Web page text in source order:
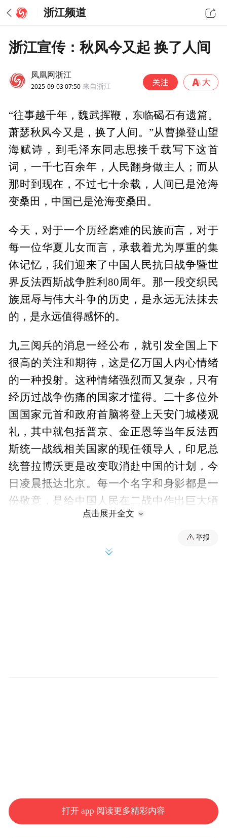
浙江频道
浙江宣传：秋风今又起 换了人间
凤凰网浙江
2025-09-03 07:50 来自浙江
“往事越千年，魏武挥鞭，东临碣石有遗篇。
萧瑟秋风今又是，换了人间。”从曹操登山望
海赋诗，到毛泽东同志思接千载写下这首
词，一千七百余年，人民翻身做主人；而从
那时到现在，不过七十余载，人间已是沧海
变桑田，中国已是沧海变桑田。
今天，对于一个历经磨难的民族而言，对于
每一位华夏儿女而言，承载着尤为厚重的集
体记忆，我们迎来了中国人民抗日战争暨世
界反法西斯战争胜利80周年。那一段交织民
族屈辱与伟大斗争的历史，是永远无法抹去
的，是永远值得感怀的。
九三阅兵的消息一经公布，就引发全国上下
很高的关注和期待，这是亿万国人内心情绪
的一种投射。这种情绪强烈而又复杂，只有
经历过战争伤痛的国家才懂得。二十多位外
国国家元首和政府首脑将登上天安门城楼观
礼，其中就包括普京、金正恩等当年反法西
斯统一战线相关国家的现任领导人，印尼总
统普拉博沃更是改变取消赴中国的计划，今
日凌晨抵达北京。每一个名字和身影都是一
份敬意，是给中国人民在二战中作出巨大牺
牲和贡献的敬意。点击展开全文
举报
打开 app 阅读更多精彩内容